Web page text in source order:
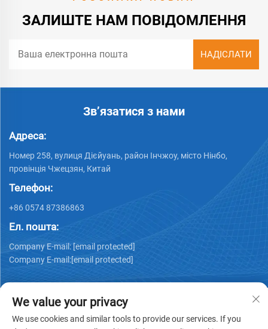
ЗАЛИШТЕ НАМ ПОВІДОМЛЕННЯ
Зв’язатися з нами
Адреса:
Номер 258, вулиця Дієйуань, район Інчжоу, місто Нінбо,
провінція Чжецзян, Китай
Телефон:
+86 0574 87386863
Ел. пошта:
Company E-mail: [email protected]
Company E-mail:[email protected]
We value your privacy
We use cookies and similar tools to provide our services. If you